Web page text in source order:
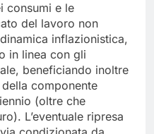
consumi e le
del lavoro non
inflazionistica,
in linea con gli
beneficiando inoltre
componente
(oltre che
L’eventuale ripresa